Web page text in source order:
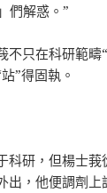
們解惑。”
不只在科研範疇
”得固執。
科研，但楊士
出，他便調劑